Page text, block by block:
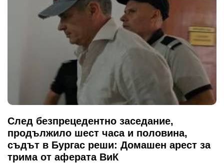
След безпрецедентно заседание,
продължило шест часа и половина,
съдът в Бургас реши: Домашен арест за
трима от аферата ВиК